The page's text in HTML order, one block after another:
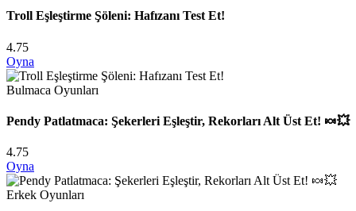
Troll Eşleştirme Şöleni: Hafızanı Test Et!
4.75
Oyna
Bulmaca Oyunları
Pendy Patlatmaca: Şekerleri Eşleştir, Rekorları Alt Üst Et! 🍬💥
4.75
Oyna
Erkek Oyunları